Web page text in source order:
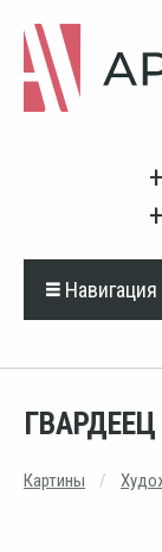
Навигация
ГВАРДЕЕЦ
Картины